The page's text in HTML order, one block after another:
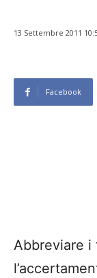
13 Settembre 2011
Facebook
Abbreviare i